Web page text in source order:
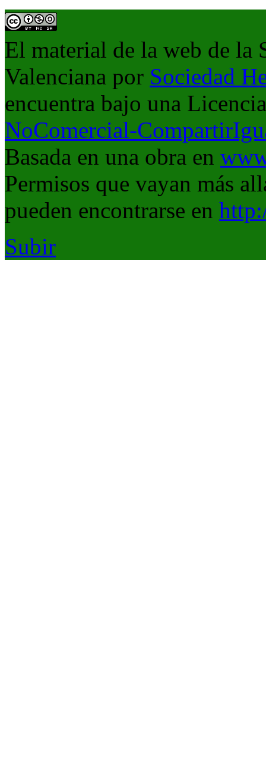
El material de la web de la
Valenciana por Sociedad
encuentra bajo una
NoComercial-
Basada en una obra en
Permisos que vayan más
pueden encontrarse en
Subir